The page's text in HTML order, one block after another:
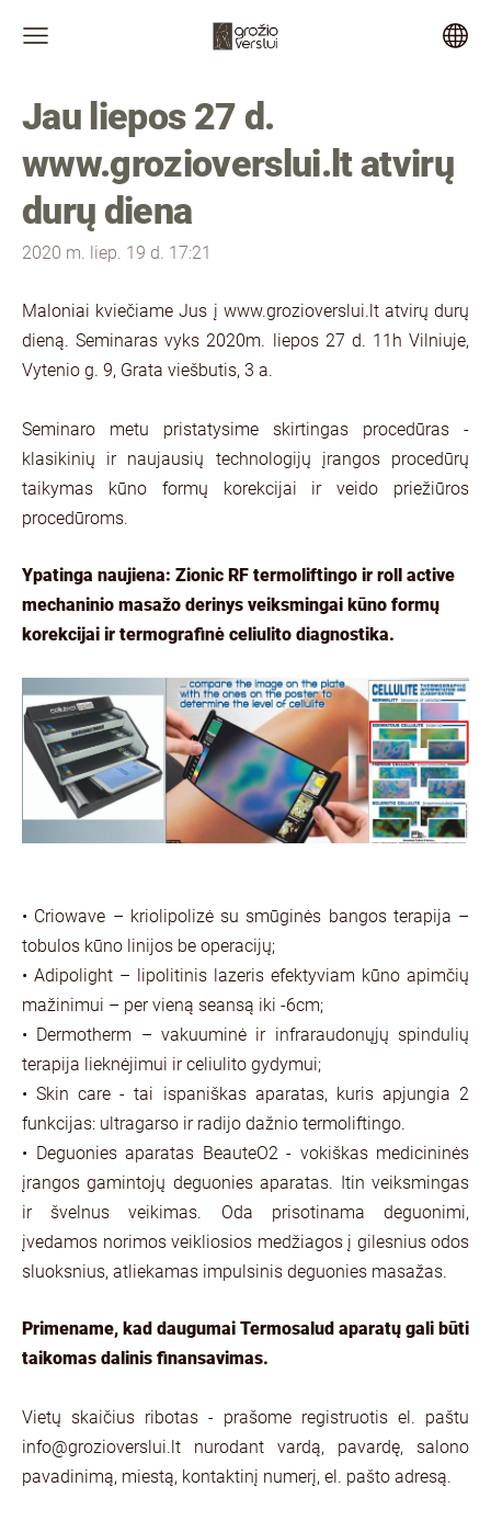
Jau liepos 27 d.
www.grozioverslui.lt atvirų
durų diena
2020 m. liep. 19 d. 17:21
Maloniai kviečiame Jus į www.grozioverslui.lt atvirų durų
dieną. Seminaras vyks 2020m. liepos 27 d. 11h Vilniuje,
Vytenio g. 9, Grata viešbutis, 3 a.
Seminaro metu pristatysime skirtingas procedūras -
klasikinių ir naujausių technologijų įrangos procedūrų
taikymas kūno formų korekcijai ir veido priežiūros
procedūroms.
Ypatinga naujiena: Zionic RF termoliftingo ir roll active
mechaninio masažo derinys veiksmingai kūno formų
korekcijai ir termografinė celiulito diagnostika.
• Criowave – kriolipolizė su smūginės bangos terapija –
tobulos kūno linijos be operacijų;
• Adipolight – lipolitinis lazeris efektyviam kūno apimčių
mažinimui – per vieną seansą iki -6cm;
• Dermotherm – vakuuminė ir infraraudonųjų spindulių
terapija lieknėjimui ir celiulito gydymui;
• Skin care - tai ispaniškas aparatas, kuris apjungia 2
funkcijas: ultragarso ir radijo dažnio termoliftingo.
• Deguonies aparatas BeauteO2 - vokiškas medicininės
įrangos gamintojų deguonies aparatas. Itin veiksmingas
ir švelnus veikimas. Oda prisotinama deguonimi,
įvedamos norimos veikliosios medžiagos į gilesnius odos
sluoksnius, atliekamas impulsinis deguonies masažas.
Primename, kad daugumai Termosalud aparatų gali būti
taikomas dalinis finansavimas.
Vietų skaičius ribotas - prašome registruotis el. paštu
info@grozioverslui.lt nurodant vardą, pavardę, salono
pavadinimą, miestą, kontaktinį numerį, el. pašto adresą.